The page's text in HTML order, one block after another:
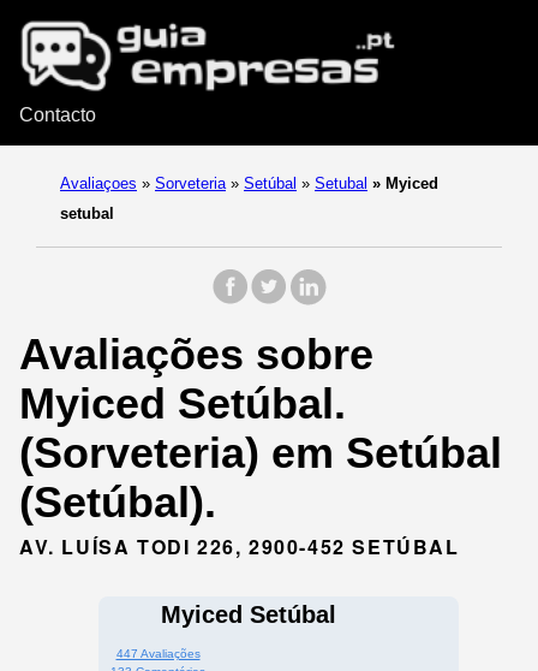
Contacto
Avaliaçoes » Sorveteria » Setúbal » Setubal » Myiced
setubal
Avaliações sobre
Myiced Setúbal.
(Sorveteria) em Setúbal
(Setúbal).
AV. LUÍSA TODI 226, 2900-452 SETÚBAL
Myiced Setúbal
447 Avaliações